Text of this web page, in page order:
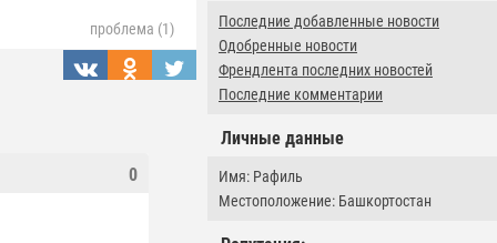
Последние добавленные новости
Одобренные новости
Френдлента последних новостей
Последние комментарии
Личные данные
Имя: Рафиль
Местоположение: Башкортостан
проблема (1)
0